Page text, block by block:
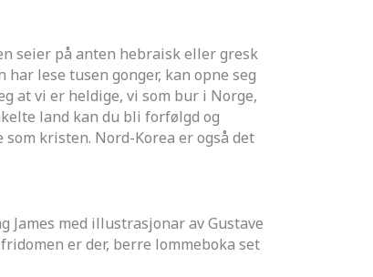
seier på anten hebraisk eller gresk
lese tusen gonger, kan opne seg
at vi er heldige, vi som bur i Norge,
land kan du bli forfølgd og
kristen. Nord-Korea er også det
James med illustrasjonar av Gustave
er der, berre lommeboka set